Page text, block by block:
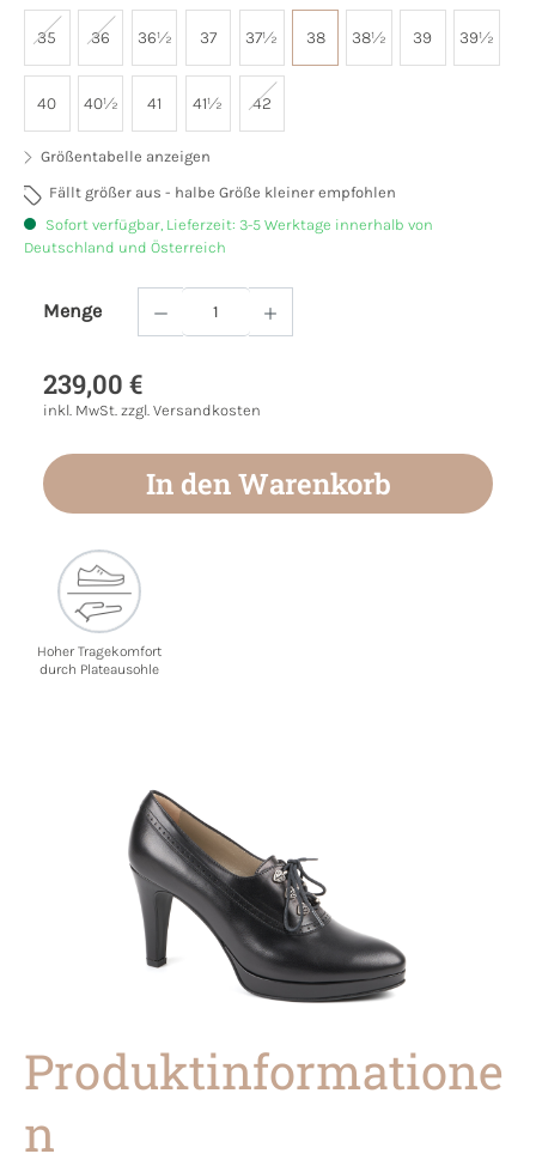
35 36 36½ 37 37½ 38 38½ 39 39½
40 40½ 41 41½ 42
Größentabelle anzeigen
Fällt größer aus - halbe Größe kleiner empfohlen
Sofort verfügbar, Lieferzeit: 3-5 Werktage innerhalb von
Deutschland und Österreich
Menge
Produkt Anzahl: Gib den gewünschten
239,00 €
inkl. MwSt. zzgl. Versandkosten
In den Warenkorb
Hoher Tragekomfort
durch Plateausohle
Produktinformatione
n